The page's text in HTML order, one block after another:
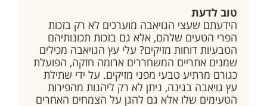
טוב לדעת
הידעתם שעצי הגויאבה מוערכים לא רק בזכות
הפרי הטעים שלהם, אלא גם בזכות תכונותיהם
הטבעיות דוחות מזיקים? עלי עץ הגויאבה מכילים
שמנים אתריים המשחררים ארומה חזקה, הפועלת
כגורם מרתיע טבעי מפני מזיקים. על ידי שתילת
עץ גויאבה בגינה, ניתן לא רק ליהנות מהפירות
הטעימים שלו אלא גם להגן על הצמחים האחרים